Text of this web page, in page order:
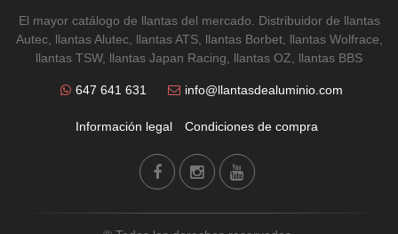
El mayor catálogo de llantas del mercado. Distribuidor de llantas
Autec, llantas Alutec, llantas ATS, llantas Borbet, llantas Wolfrace,
llantas TSW, llantas Japan Racing, llantas OZ, llantas BBS
647 641 631 info@llantasdealuminio.com
Información legal Condiciones de compra